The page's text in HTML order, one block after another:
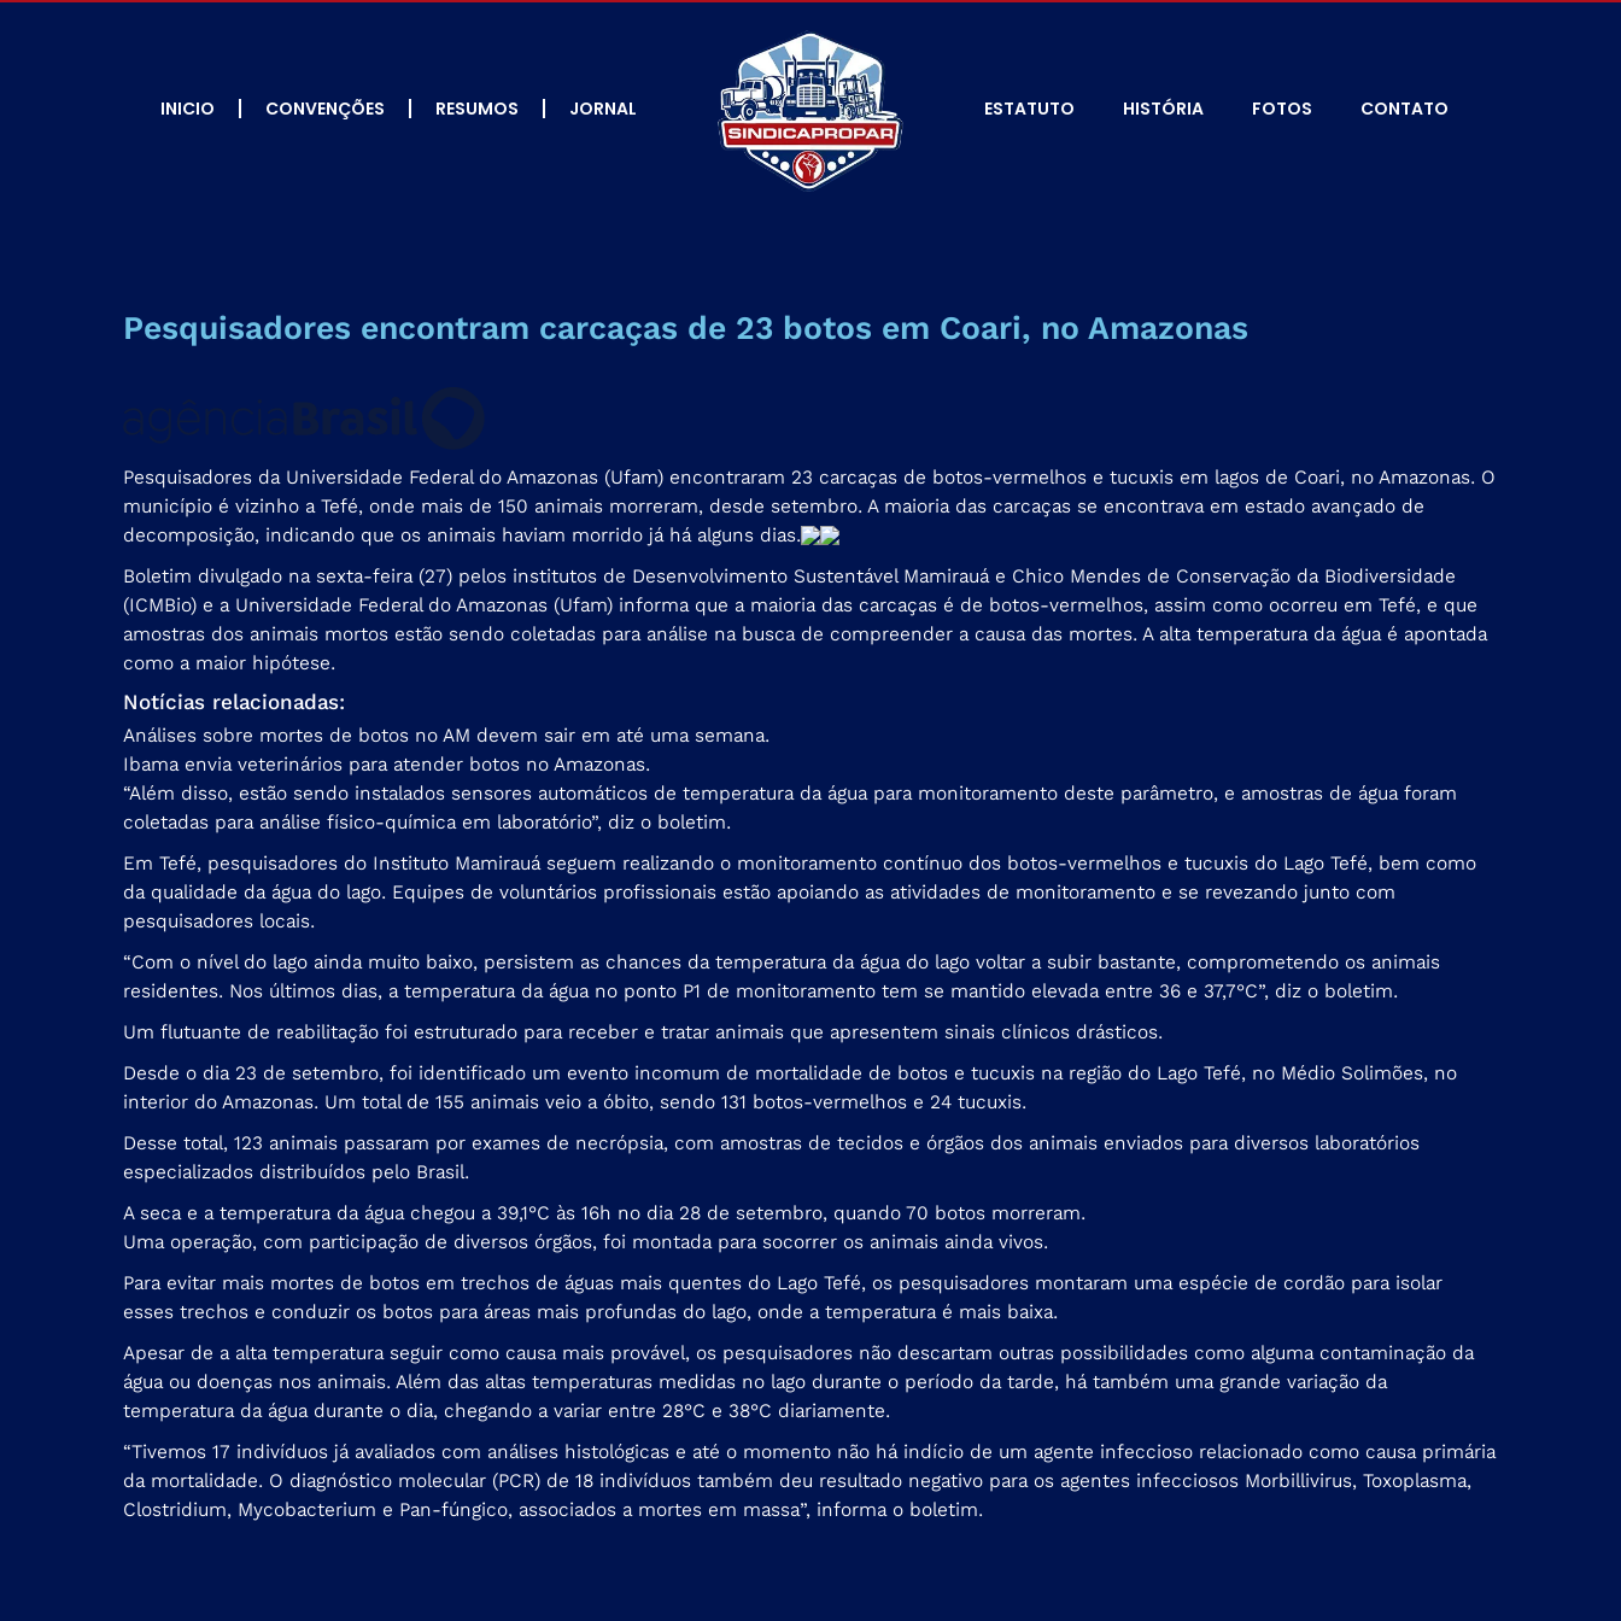
INICIO CONVENÇÕES RESUMOS JORNAL ESTATUTO HISTÓRIA FOTOS CONTATO
Pesquisadores encontram carcaças de 23 botos em Coari, no Amazonas
Pesquisadores da Universidade Federal do Amazonas (Ufam) encontraram 23 carcaças de botos-vermelhos e tucuxis em lagos de Coari, no Amazonas. O
município é vizinho a Tefé, onde mais de 150 animais morreram, desde setembro. A maioria das carcaças se encontrava em estado avançado de
decomposição, indicando que os animais haviam morrido já há alguns dias.
Boletim divulgado na sexta-feira (27) pelos institutos de Desenvolvimento Sustentável Mamirauá e Chico Mendes de Conservação da Biodiversidade
(ICMBio) e a Universidade Federal do Amazonas (Ufam) informa que a maioria das carcaças é de botos-vermelhos, assim como ocorreu em Tefé, e que
amostras dos animais mortos estão sendo coletadas para análise na busca de compreender a causa das mortes. A alta temperatura da água é apontada
como a maior hipótese.
Notícias relacionadas:
Análises sobre mortes de botos no AM devem sair em até uma semana.
Ibama envia veterinários para atender botos no Amazonas.
“Além disso, estão sendo instalados sensores automáticos de temperatura da água para monitoramento deste parâmetro, e amostras de água foram
coletadas para análise físico-química em laboratório”, diz o boletim.
Em Tefé, pesquisadores do Instituto Mamirauá seguem realizando o monitoramento contínuo dos botos-vermelhos e tucuxis do Lago Tefé, bem como
da qualidade da água do lago. Equipes de voluntários profissionais estão apoiando as atividades de monitoramento e se revezando junto com
pesquisadores locais.
“Com o nível do lago ainda muito baixo, persistem as chances da temperatura da água do lago voltar a subir bastante, comprometendo os animais
residentes. Nos últimos dias, a temperatura da água no ponto P1 de monitoramento tem se mantido elevada entre 36 e 37,7°C”, diz o boletim.
Um flutuante de reabilitação foi estruturado para receber e tratar animais que apresentem sinais clínicos drásticos.
Desde o dia 23 de setembro, foi identificado um evento incomum de mortalidade de botos e tucuxis na região do Lago Tefé, no Médio Solimões, no
interior do Amazonas. Um total de 155 animais veio a óbito, sendo 131 botos-vermelhos e 24 tucuxis.
Desse total, 123 animais passaram por exames de necrópsia, com amostras de tecidos e órgãos dos animais enviados para diversos laboratórios
especializados distribuídos pelo Brasil.
A seca e a temperatura da água chegou a 39,1°C às 16h no dia 28 de setembro, quando 70 botos morreram.
Uma operação, com participação de diversos órgãos, foi montada para socorrer os animais ainda vivos.
Para evitar mais mortes de botos em trechos de águas mais quentes do Lago Tefé, os pesquisadores montaram uma espécie de cordão para isolar
esses trechos e conduzir os botos para áreas mais profundas do lago, onde a temperatura é mais baixa.
Apesar de a alta temperatura seguir como causa mais provável, os pesquisadores não descartam outras possibilidades como alguma contaminação da
água ou doenças nos animais. Além das altas temperaturas medidas no lago durante o período da tarde, há também uma grande variação da
temperatura da água durante o dia, chegando a variar entre 28°C e 38°C diariamente.
“Tivemos 17 indivíduos já avaliados com análises histológicas e até o momento não há indício de um agente infeccioso relacionado como causa primária
da mortalidade. O diagnóstico molecular (PCR) de 18 indivíduos também deu resultado negativo para os agentes infecciosos Morbillivirus, Toxoplasma,
Clostridium, Mycobacterium e Pan-fúngico, associados a mortes em massa”, informa o boletim.